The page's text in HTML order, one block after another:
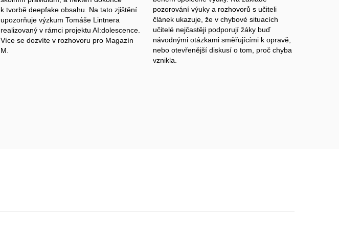
k tvorbě deepfake obsahu. Na tato zjištění
upozorňuje výzkum Tomáše Lintnera
realizovaný v rámci projektu AI:dolescence.
Více se dozvíte v rozhovoru pro Magazín
M.
pozorování výuky a rozhovorů s učiteli
článek ukazuje, že v chybové situacích
učitelé nejčastěji podporují žáky buď
návodnými otázkami směřujícími k opravě,
nebo otevřenější diskusí o tom, proč chyba
vznikla.